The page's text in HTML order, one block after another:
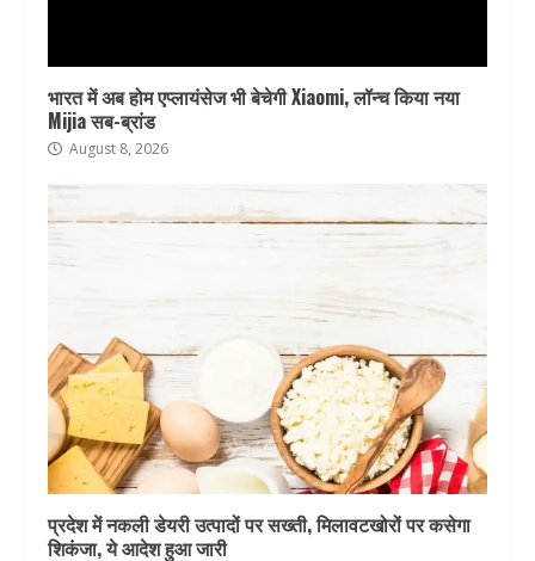
भारत में अब होम एप्लायंसेज भी बेचेगी Xiaomi, लॉन्च किया नया
Mijia सब-ब्रांड
August 8, 2026
प्रदेश में नकली डेयरी उत्पादों पर सख्ती, मिलावटखोरों पर कसेगा
शिकंजा, ये आदेश हुआ जारी